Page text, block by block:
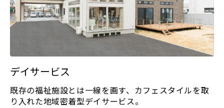
デイサービス
既存の福祉施設とは一線を画す、カフェスタイルを取
り入れた地域密着型デイサービス。